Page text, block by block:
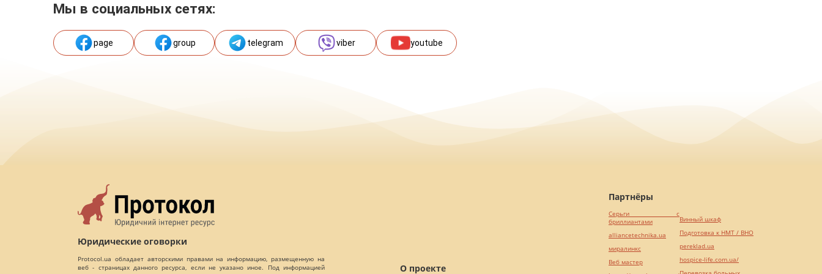
Мы в социальных сетях:
page group telegram viber youtube
Юридические оговорки
Protocol.ua обладает авторскими правами на информацию, размещенную на
веб - страницах данного ресурса, если не указано иное. Под информацией
О проекте
Партнёры
Серьги с
бриллиантами
alliancetechnika.ua
миралинкс
Веб мастер
Винный шкаф
Подготовка к НМТ / ВНО
pereklad.ua
hospice-life.com.ua/